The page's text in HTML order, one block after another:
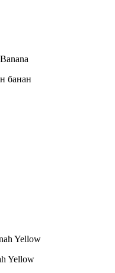
банан
Yellow
Yellow